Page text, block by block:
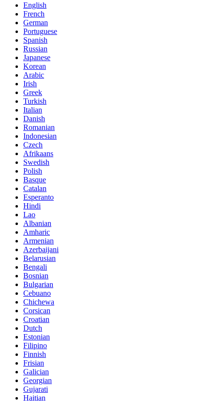
English
French
German
Portuguese
Spanish
Russian
Japanese
Korean
Arabic
Irish
Greek
Turkish
Italian
Danish
Romanian
Indonesian
Czech
Afrikaans
Swedish
Polish
Basque
Catalan
Esperanto
Hindi
Lao
Albanian
Amharic
Armenian
Azerbaijani
Belarusian
Bengali
Bosnian
Bulgarian
Cebuano
Chichewa
Corsican
Croatian
Dutch
Estonian
Filipino
Finnish
Frisian
Galician
Georgian
Gujarati
Haitian